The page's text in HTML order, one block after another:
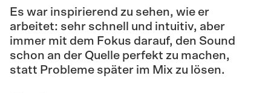
Es war inspirierend zu sehen, wie er
arbeitet: sehr schnell und intuitiv, aber
immer mit dem Fokus darauf, den Sound
schon an der Quelle perfekt zu machen,
statt Probleme später im Mix zu lösen.